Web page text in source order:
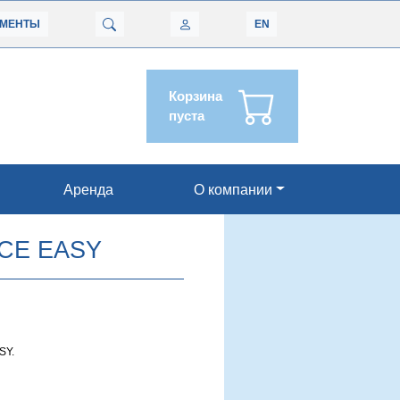
EN
Корзина
пуста
Аренда О компании
EASY